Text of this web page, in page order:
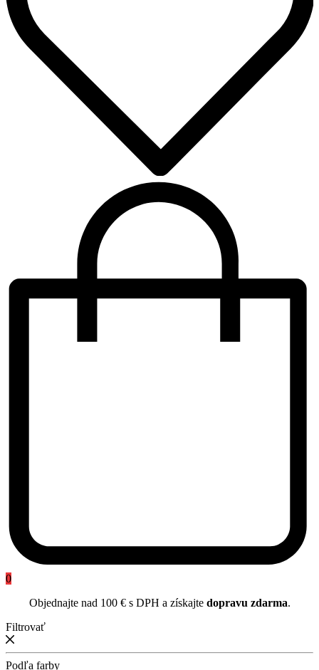
0
Objednajte nad 100 € s DPH a získajte dopravu zdarma.
Filtrovať
Podľa farby